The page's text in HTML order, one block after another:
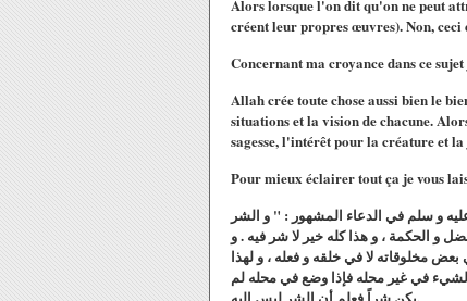
Alors lorsque l'on dit qu'on ne peut
créent leur propres œuvres). Non,
Concernant ma croyance dans ce
Allah crée toute chose aussi bien le
situations et la vision de chacune.
sagesse, l'intérêt pour la créature et
Pour mieux éclairer tout ça je vous
في صفحة رقم 48 تعليقاً على قول النبي صلى الله عليه و سلم في الدعاء المشهور : " و الشر
و الحكمة ، و هذا كله خير لا شر فيه . و
مخلوقاته لا في خلقه و فعله ، و لهذا
في غير محله فإذا وضع في محله لم